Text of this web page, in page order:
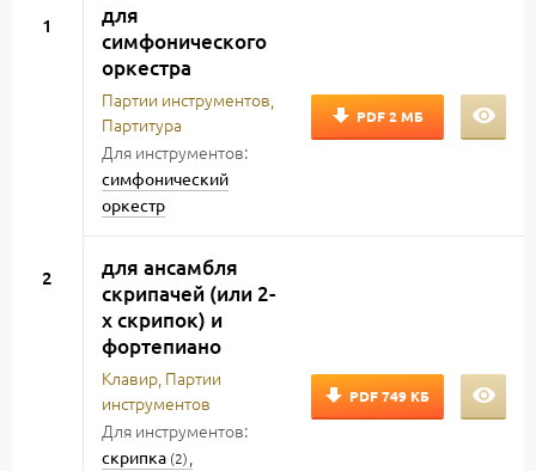
1
для
симфонического
оркестра
Партии инструментов,
Партитура
Для инструментов:
симфонический
оркестр
PDF2 МБ
2
для ансамбля
скрипачей (или 2-
х скрипок) и
фортепиано
Клавир, Партии
инструментов
Для инструментов:
скрипка (2),
PDF749 КБ